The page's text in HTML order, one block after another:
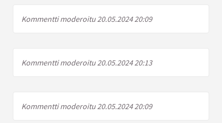
Kommentti moderoitu 20.05.2024 20:09
Kommentti moderoitu 20.05.2024 20:13
Kommentti moderoitu 20.05.2024 20:09